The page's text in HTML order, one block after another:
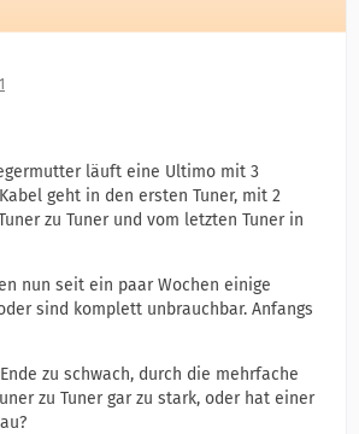
läuft eine Ultimo mit 3
geht in den ersten Tuner, mit 2
zu Tuner und vom letzten Tuner in
nun seit ein paar Wochen einige
sind komplett unbrauchbar. Anfangs
zu schwach, durch die mehrfache
zu Tuner gar zu stark, oder hat einer